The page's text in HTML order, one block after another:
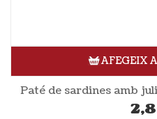
AFEGEIX
Paté de sardines amb